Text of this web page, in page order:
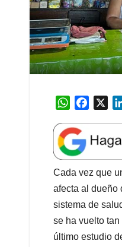
W
a
t
s
A
p
p
e
b
o
o
k
Cada vez que
afecta al dueño
sistema de
se ha vuelto
último estudio